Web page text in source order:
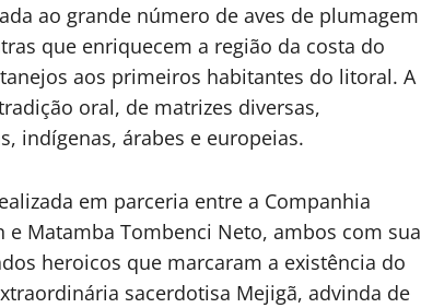
ao grande número de aves de plumagem
que enriquecem a região da costa do
aos primeiros habitantes do litoral. A
oral, de matrizes diversas,
indígenas, árabes e europeias.
em parceria entre a Companhia
e Matamba Tombenci Neto, ambos com sua
heroicos que marcaram a existência do
sacerdotisa Mejigã, advinda de